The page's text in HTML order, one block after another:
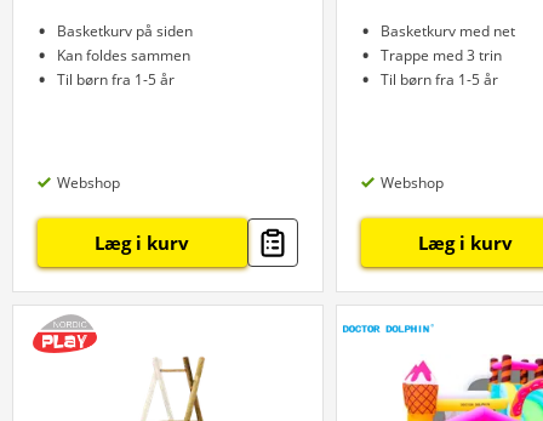
Basketkurv på siden
Kan foldes sammen
Til børn fra 1-5 år
Webshop
Læg i kurv
Basketkurv med net
Trappe med 3 trin
Til børn fra 1-5 år
Webshop
Læg i kurv